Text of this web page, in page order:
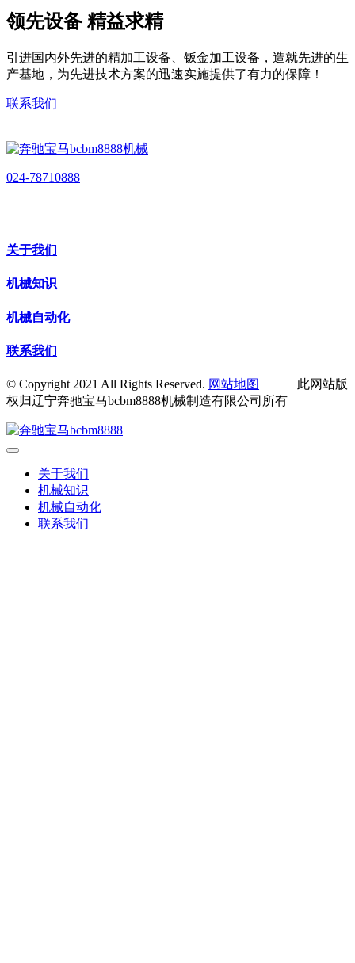
领先设备 精益求精
引进国内外先进的精加工设备、钣金加工设备，造就先进的生
产基地，为先进技术方案的迅速实施提供了有力的保障！
联系我们
024-78710888
关于我们
机械知识
机械自动化
联系我们
© Copyright 2021 All Rights Reserved. 网站地图
此网站版
权归辽宁奔驰宝马bcbm8888机械制造有限公司所有
关于我们
机械知识
机械自动化
联系我们